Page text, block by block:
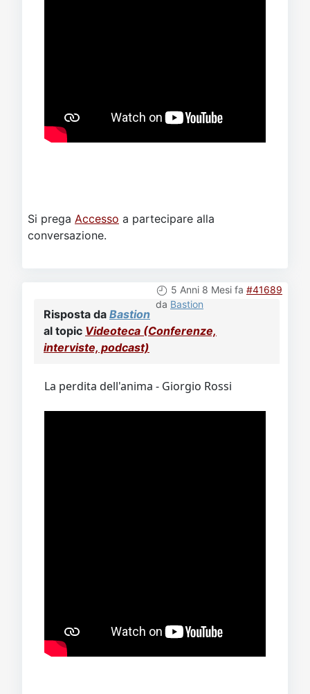
Si prega Accesso a partecipare alla
conversazione.
5 Anni 8 Mesi fa #41689
da Bastion
Risposta da Bastion
al topic Videoteca (Conferenze,
interviste, podcast)
La perdita dell'anima - Giorgio Rossi